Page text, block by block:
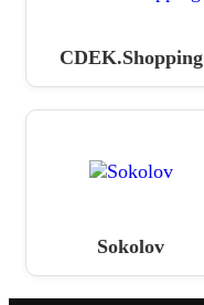
CDEK.Shopping
Sokolov